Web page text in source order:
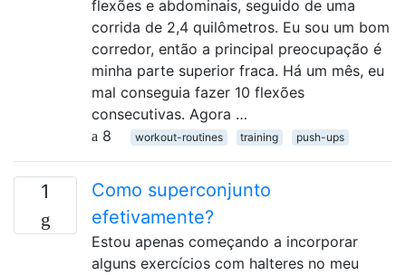
flexões e abdominais, seguido de uma
corrida de 2,4 quilômetros. Eu sou um bom
corredor, então a principal preocupação é
minha parte superior fraca. Há um mês, eu
mal conseguia fazer 10 flexões
consecutivas. Agora …
8
workout-routines training push-ups
1
Como superconjunto
efetivamente?
Estou apenas começando a incorporar
alguns exercícios com halteres no meu